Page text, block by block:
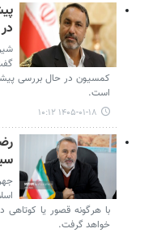
کمسیون در حال بررسی
است.
۱۴۰۵-۰۱-۱۸ ۱۰:۱۲
با هرگونه قصور یا کوتاهی
خواهد گرفت.